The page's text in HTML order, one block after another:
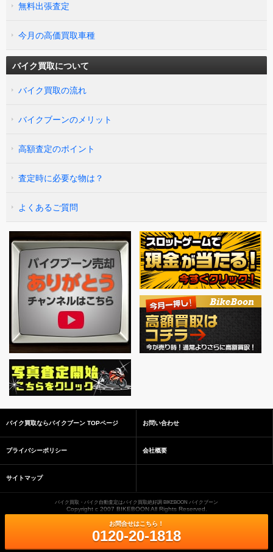
無料出張査定
今月の高価買取車種
バイク買取について
バイク買取の流れ
バイクブーンのメリット
高額査定のポイント
査定時に必要な物は？
よくあるご質問
バイク買取ならバイクブーン TOPページ お問い合わせ
プライバシーポリシー 会社概要
サイトマップ
バイク買取・バイク自動査定はバイク買取絶好調 BIKEBOON バイクブーン
Copyright c 2007 BIKEBOON All Rights Reserved.
お問合せはこちら！
0120-20-1818